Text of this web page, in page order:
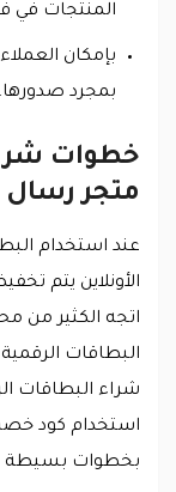
المنتجات في
بإمكان
بمجرد صدورها.
خطوات
متجر
عند استخدام
الأونلاين يتم
اتجه الكثير من
البطاقات
شراء البطاقات
استخدام كود
بخطوات بسيطة